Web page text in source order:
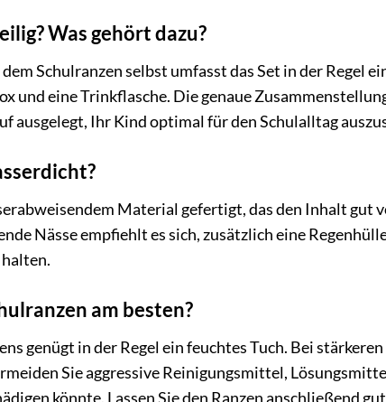
Was gehört dazu?
Schulranzen selbst umfasst das Set in der Regel
und eine Trinkflasche. Die genaue
ausgelegt, Ihr Kind optimal für den Schulalltag
Material gefertigt, das den Inhalt gut
Nässe empfiehlt es sich, zusätzlich eine
am besten?
genügt in der Regel ein feuchtes Tuch. Bei
Sie aggressive Reinigungsmittel,
könnte. Lassen Sie den Ranzen anschließend